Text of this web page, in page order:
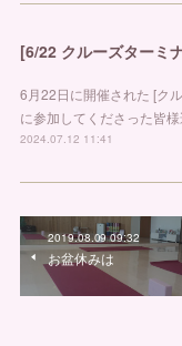
6月22日に開催された [ク
に参加してくださった皆
2024.07.12 11:41
2019.08.09 09:32
お盆休みは